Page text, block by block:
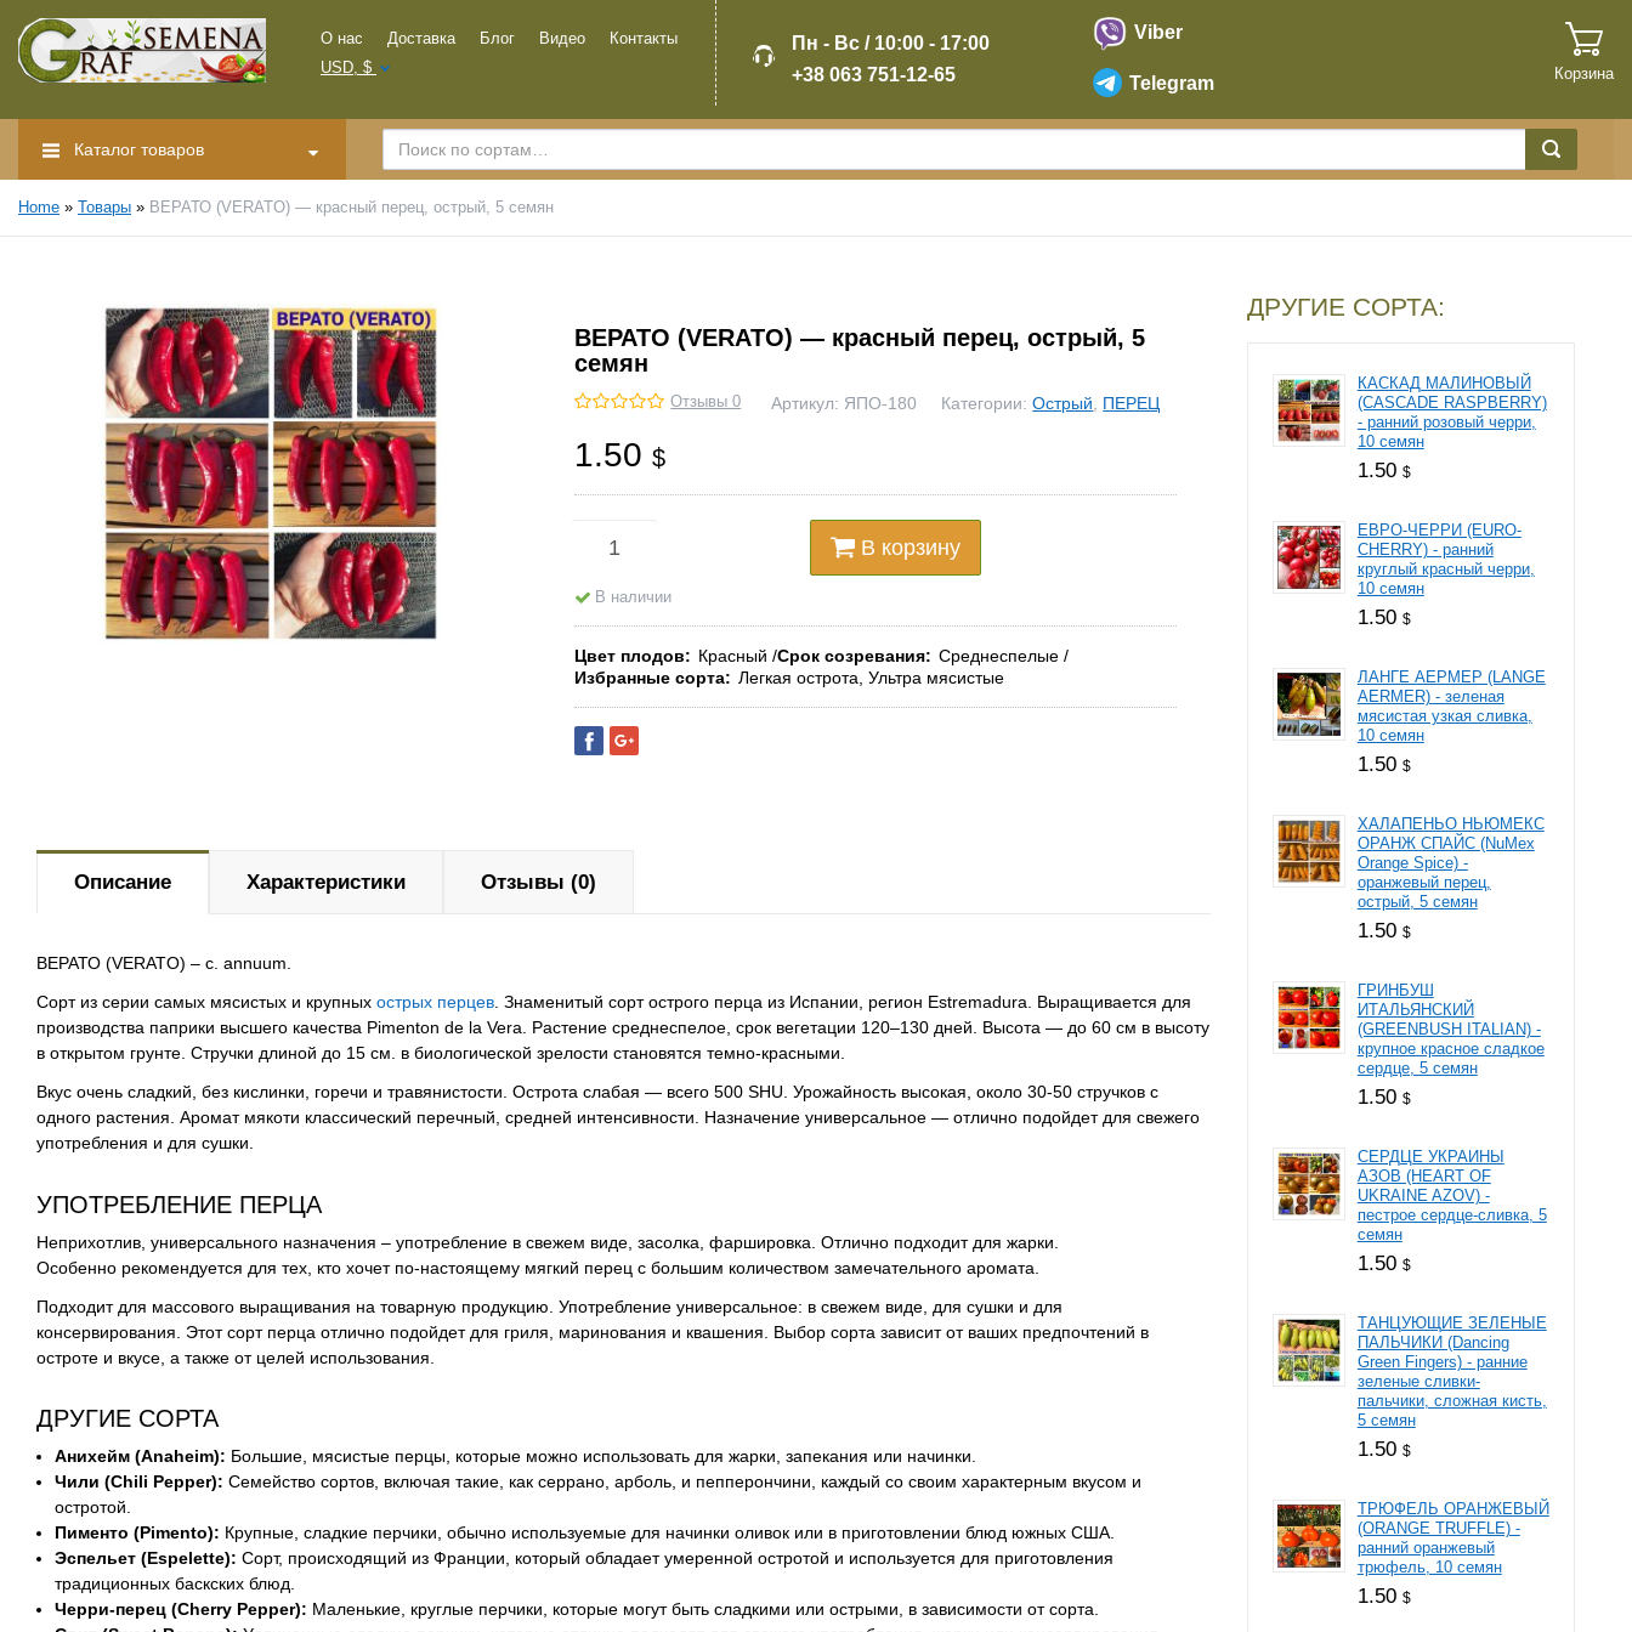
О нас Доставка Блог Видео
Контакты
USD, $
Пн - Вс / 10:00 - 17:00
+38 063 751-12-65
Viber
Telegram Корзина
Каталог товаров
Home » Товары » ВЕРАТО (VERATO) — красный перец, острый, 5 семян
ВЕРАТО (VERATO) — красный перец, острый, 5
семян
Отзывы 0 Артикул: ЯПО-180 Категории:Острый ПЕРЕЦ
1.50$
В корзину
В наличии
Цвет плодов Красный Срок созревания
Среднеспелые
Избранные сорта
Легкая острота, Ультра мясистые
Описание
ВЕРАТО (VERATO) – c. annuum.
Сорт из серии самых мясистых и крупных острых перцев . Знаменитый сорт острого перца из Испании, регион Estremadura. Выращивается для
производства паприки высшего качества Pimenton de la Vera. Растение среднеспелое, срок вегетации 120–130 дней. Высота — до 60 см в высоту
в открытом грунте. Стручки длиной до 15 см. в биологической зрелости становятся темно-красными.
Вкус очень сладкий, без кислинки, горечи и травянистости. Острота слабая — всего 500 SHU. Урожайность высокая, около 30-50 стручков с
одного растения. Аромат мякоти классический перечный, средней интенсивности. Назначение универсальное — отлично подойдет для свежего
употребления и для сушки.
УПОТРЕБЛЕНИЕ ПЕРЦА
Неприхотлив, универсального назначения – употребление в свежем виде, засолка, фаршировка. Отлично подходит для жарки.
Особенно рекомендуется для тех, кто хочет по-настоящему мягкий перец с большим количеством замечательного аромата.
Подходит для массового выращивания на товарную продукцию. Употребление универсальное: в свежем виде, для сушки и для
консервирования. Этот сорт перца отлично подойдет для гриля, маринования и квашения. Выбор сорта зависит от ваших предпочтений в
остроте и вкусе, а также от целей использования.
ДРУГИЕ СОРТА
Анихейм (Anaheim): Большие, мясистые перцы, которые можно использовать для жарки, запекания или начинки.
Чили (Chili Pepper): Семейство сортов, включая такие, как серрано, арболь, и пепперончини, каждый со своим характерным вкусом и
остротой.
Пименто (Pimento): Крупные, сладкие перчики, обычно используемые для начинки оливок или в приготовлении блюд южных США.
Эспельет (Espelette): Сорт, происходящий из Франции, который обладает умеренной остротой и используется для приготовления
традиционных баскских блюд.
Черри-перец (Cherry Pepper): Маленькие, круглые перчики, которые могут быть сладкими или острыми, в зависимости от сорта.
Характеристики Отзывы (0)
ДРУГИЕ СОРТА:
КАСКАД МАЛИНОВЫЙ
(CASCADE RASPBERRY)
- ранний розовый черри,
10 семян
1.50 $
ЕВРО-ЧЕРРИ (EURO-
CHERRY) - ранний
круглый красный черри,
10 семян
1.50 $
ЛАНГЕ АЕРМЕР (LANGE
AERMER) - зеленая
мясистая узкая сливка,
10 семян
1.50 $
ХАЛАПЕНЬО НЬЮМЕКС
ОРАНЖ СПАЙС (NuMex
Orange Spice) -
оранжевый перец,
острый, 5 семян
1.50 $
ГРИНБУШ
ИТАЛЬЯНСКИЙ
(GREENBUSH ITALIAN) -
крупное красное сладкое
сердце, 5 семян
1.50 $
СЕРДЦЕ УКРАИНЫ
АЗОВ (HEART OF
UKRAINE AZOV) -
пестрое сердце-сливка, 5
семян
1.50 $
ТАНЦУЮЩИЕ ЗЕЛЕНЫЕ
ПАЛЬЧИКИ (Dancing
Green Fingers) - ранние
зеленые сливки-
пальчики, сложная кисть,
5 семян
1.50 $
ТРЮФЕЛЬ ОРАНЖЕВЫЙ
(ORANGE TRUFFLE) -
ранний оранжевый
трюфель, 10 семян
1.50 $